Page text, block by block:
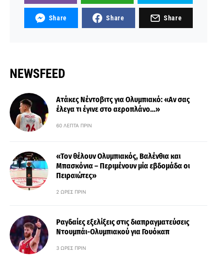
Share Share Share
NEWSFEED
Ατάκες Νέντοβιτς για Ολυμπιακό: «Αν σας
έλεγα τι έγινε στο αεροπλάνο…»
60 ΛΕΠΤΆ ΠΡΙΝ
«Τον θέλουν Ολυμπιακός, Βαλένθια και
Μπασκόνια – Περιμένουν μία εβδομάδα οι
Πειραιώτες»
2 ΏΡΕΣ ΠΡΙΝ
Ραγδαίες εξελίξεις στις διαπραγματεύσεις
Ντουμπάι-Ολυμπιακού για Γουόκαπ
3 ΏΡΕΣ ΠΡΙΝ